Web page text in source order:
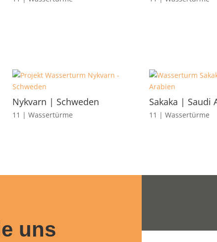
Nykvarn | Schweden
11 | Wassertürme
Sakaka | Saudi
11 | Wassertürme
uns